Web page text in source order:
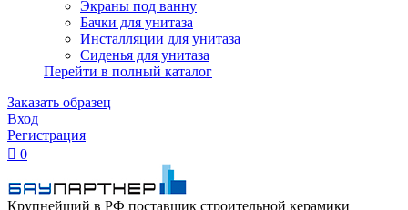
Экраны под ванну
Бачки для унитаза
Инсталляции для унитаза
Сиденья для унитаза
Перейти в полный каталог
Заказать образец
Вход
Регистрация
 0
Крупнейший в РФ поставщик строительной керамики